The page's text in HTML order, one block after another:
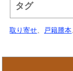
タグ
取り寄せ 戸籍謄本